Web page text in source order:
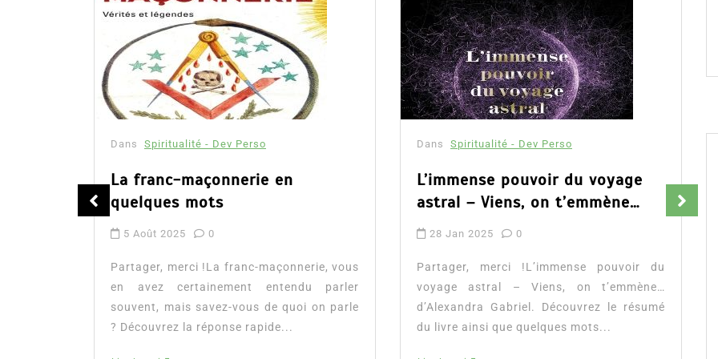
Dans Spiritualité - Dev Perso
La franc-maçonnerie en
quelques mots
5 Août 2025 0
Partager, merci !La franc-maçonnerie, vous
en avez certainement entendu parler
souvent, mais savez-vous de quoi on parle
? Découvrez la réponse rapide...
Dans Spiritualité - Dev Perso
L’immense pouvoir du voyage
astral – Viens, on t’emmène…
28 Jan 2025 0
Partager, merci !L’immense pouvoir du
voyage astral – Viens, on t’emmène…
d’Alexandra Gabriel. Découvrez le résumé
du livre ainsi que quelques mots...